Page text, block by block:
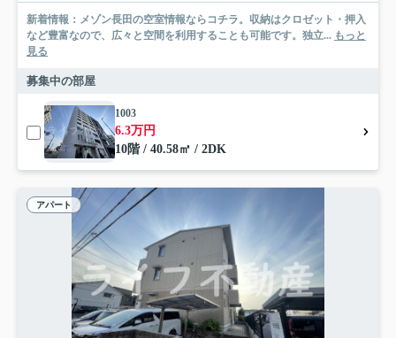
新着情報：メゾン長田の空室情報ならコチラ。収納はクロゼット・押入
など豊富なので、広々と空間を利用することも可能です。独立... もっと
見る
募集中の部屋
1003
6.3万円
10階 / 40.58㎡ / 2DK
アパート